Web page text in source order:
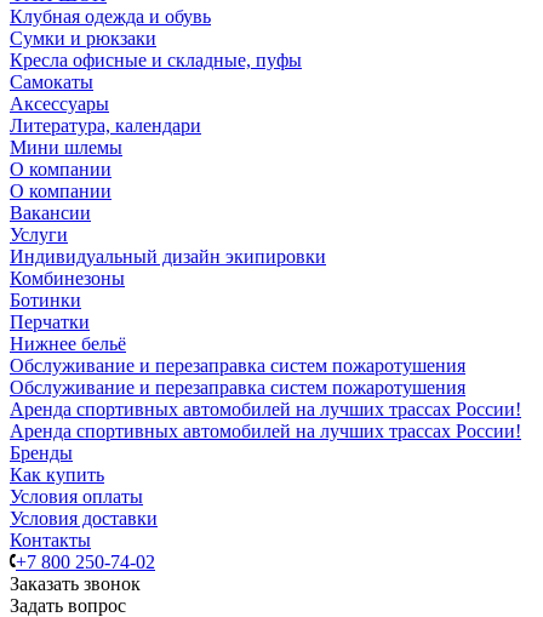
Клубная одежда и обувь
Сумки и рюкзаки
Кресла офисные и складные, пуфы
Самокаты
Аксессуары
Литература, календари
Мини шлемы
О компании
О компании
Вакансии
Услуги
Индивидуальный дизайн экипировки
Комбинезоны
Ботинки
Перчатки
Нижнее бельё
Обслуживание и перезаправка систем пожаротушения
Обслуживание и перезаправка систем пожаротушения
Аренда спортивных автомобилей на лучших трассах России!
Аренда спортивных автомобилей на лучших трассах России!
Бренды
Как купить
Условия оплаты
Условия доставки
Контакты
+7 800 250-74-02
Заказать звонок
Задать вопрос